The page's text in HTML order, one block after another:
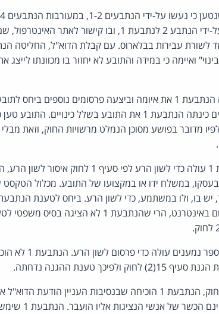
מסכת האירועים החלה בדוא"ל שנשלח על-ידי הנתבע 2 לנתבעת 1,
ואיימה כי במידה והתובע לא יחזור בו מכוונתו לייצג
מאחר והתובע לא נענה לדרישה, מימשה הנתבעת 1 את איומה וביצעה פרסומים
שערכה עם חברי נציגות ועם דיירים אחרים כינתה הנתבעת 1 את התובע בשלל
ויצרה מצג לפיו מדובר בפושע מסוכן הנמלט מרשויות החוק,
הדואר האלקטרוני אותו העבירה הנתבעת 1 עולה כדי לשון
בפרסום לשון הרע, משום שמדובר בפרסום באינטרנט, הרי
הודעת הדוא"ל שהעבירה
טענת ההגנה נדחתה.
ביחס לטענת ההגנה מכוח סעיף 15(3) לחוק, הנתבעת 1 הוכיחה שבנסיבות
לשם הגנה על עניין